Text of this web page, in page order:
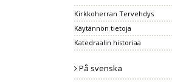
Kirkkoherran Tervehdys
Käytännön tietoja
Katedraalin historiaa
På svenska